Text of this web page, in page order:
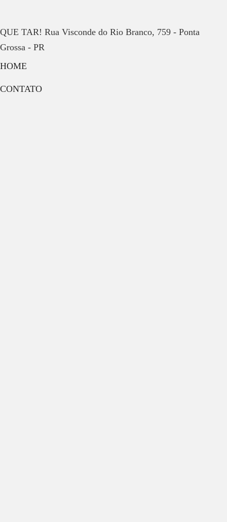
QUE TAR! Rua Visconde do Rio Branco, 759 - Ponta
Grossa - PR
HOME
CONTATO